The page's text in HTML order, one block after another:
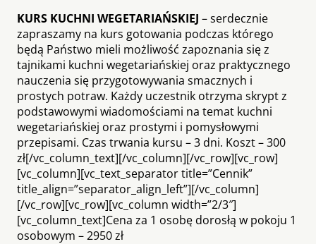
KURS KUCHNI WEGETARIAŃSKIEJ – serdecznie
zapraszamy na kurs gotowania podczas którego
będą Państwo mieli możliwość zapoznania się z
tajnikami kuchni wegetariańskiej oraz praktycznego
nauczenia się przygotowywania smacznych i
prostych potraw. Każdy uczestnik otrzyma skrypt z
podstawowymi wiadomościami na temat kuchni
wegetariańskiej oraz prostymi i pomysłowymi
przepisami. Czas trwania kursu – 3 dni. Koszt – 300
zł[/vc_column_text][/vc_column][/vc_row][vc_row]
[vc_column][vc_text_separator title=”Cennik”
title_align=”separator_align_left”][/vc_column]
[/vc_row][vc_row][vc_column width=”2/3″]
[vc_column_text]Cena za 1 osobę dorosłą w pokoju 1
osobowym – 2950 zł